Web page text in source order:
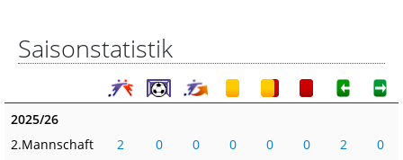
Saisonstatistik
2025/26
2.Mannschaft
2 0 0 0 0 0 2
0